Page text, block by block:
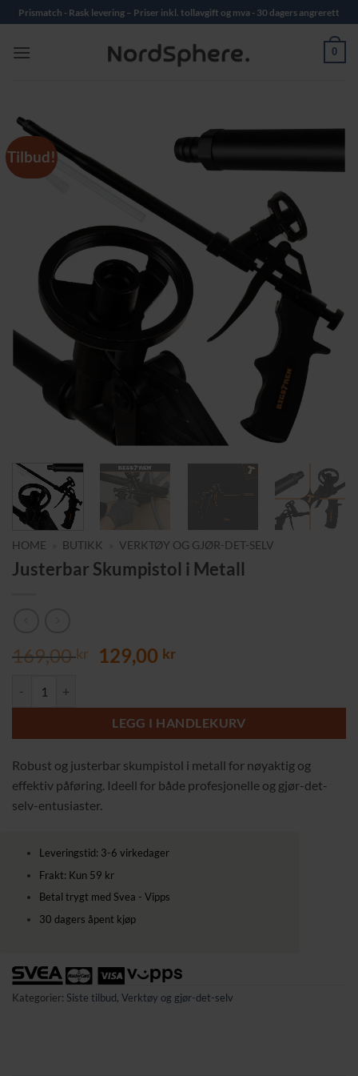
Skip
to
content
Prismatch - Rask levering – Priser inkl. tollavgift og mva - 30 dagers angrerett
0
Tilbud!
HOME BUTIKK VERKTØY OG GJØR-DET-SELV
Justerbar Skumpistol i Metall
169,00kr
Opprinnelig
169,00 kr.
129,00 krNåværende
129,00 kr.
LEGG I HANDLEKURV
Robust og justerbar skumpistol i metall for nøyaktig og
effektiv påføring. Ideell for både profesjonelle og gjør-det-
selv-entusiaster.
Leveringstid: 3-6 virkedager
Frakt: Kun 59 kr
Betal trygt med Svea - Vipps
30 dagers åpent kjøp
Kategorier: Siste tilbud, Verktøy og gjør-det-selv